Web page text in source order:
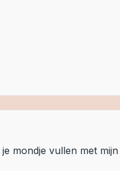
mondje vullen met